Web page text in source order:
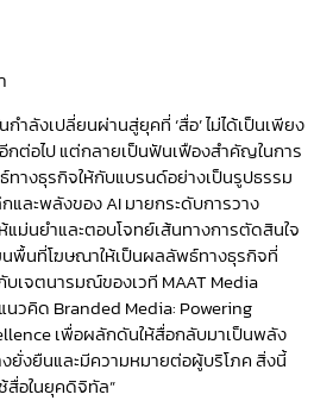
ลังเปลี่ยนผ่านสู่ยุคที่ ‘สื่อ’ ไม่ได้เป็นเพียง
กต่อไป แต่กลายเป็นฟันเฟืองสำคัญในการ
างธุรกิจให้กับแบรนด์อย่างเป็นรูปธรรม
และพลังของ AI มายกระดับการวาง
ม่นยำและตอบโจทย์เส้นทางการตัดสินใจ
พื้นที่โฆษณาให้เป็นผลลัพธ์ทางธุรกิจที่
เจตนารมณ์ของเวที MAAT Media
วคิด Branded Media: Powering
เพื่อผลักดันให้สื่อกลับมาเป็นพลัง
ยั่งยืนและมีความหมายต่อผู้บริโภค สิ่งนี้
สื่อในยุคดิจิทัล”